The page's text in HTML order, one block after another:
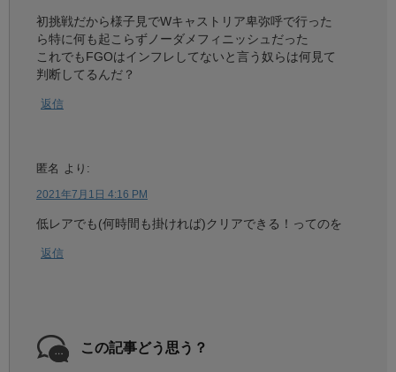
初挑戦だから様子見でWキャストリア卑弥呼で行った
ら特に何も起こらずノーダメフィニッシュだった
これでもFGOはインフレしてないと言う奴らは何見て
判断してるんだ？
返信
匿名 より:
2021年7月1日 4:16 PM
低レアでも(何時間も掛ければ)クリアできる！ってのを
返信
この記事どう思う？